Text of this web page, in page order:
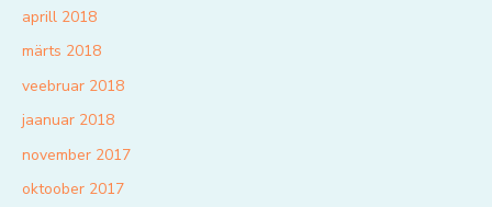
aprill 2018
märts 2018
veebruar 2018
jaanuar 2018
november 2017
oktoober 2017